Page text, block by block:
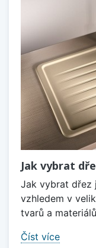
Jak vybrat
Jak vybrat dřez
vzhledem v
tvarů a
Číst více